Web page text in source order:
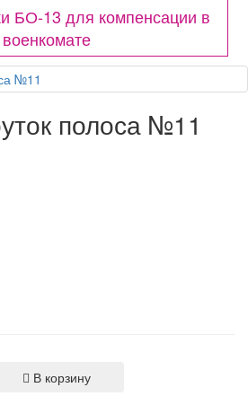
БО-13 для компенсации в
военкомате
полоса №11
В корзину